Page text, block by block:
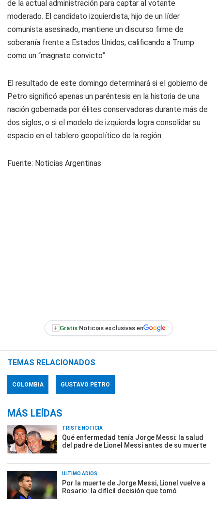
de la actual administración para captar al votante
moderado. El candidato izquierdista, hijo de un líder
comunista asesinado, mantiene un discurso firme de
soberanía frente a Estados Unidos, calificando a Trump
como un “magnate convicto”.
El resultado de este domingo determinará si el gobierno de
Petro significó apenas un paréntesis en la historia de una
nación gobernada por élites conservadoras durante más de
dos siglos, o si el modelo de izquierda logra consolidar su
espacio en el tablero geopolítico de la región.
Fuente: Noticias Argentinas
+ Gratis:Noticias exclusivas en
TEMAS RELACIONADOS
COLOMBIA GUSTAVO PETRO
MÁS LEÍDAS
TRISTE NOTICIA
Qué enfermedad tenía Jorge Messi: la salud
del padre de Lionel Messi antes de su muerte
ÚLTIMO ADIÓS
Por la muerte de Jorge Messi, Lionel vuelve a
Rosario: la difícil decisión que tomó